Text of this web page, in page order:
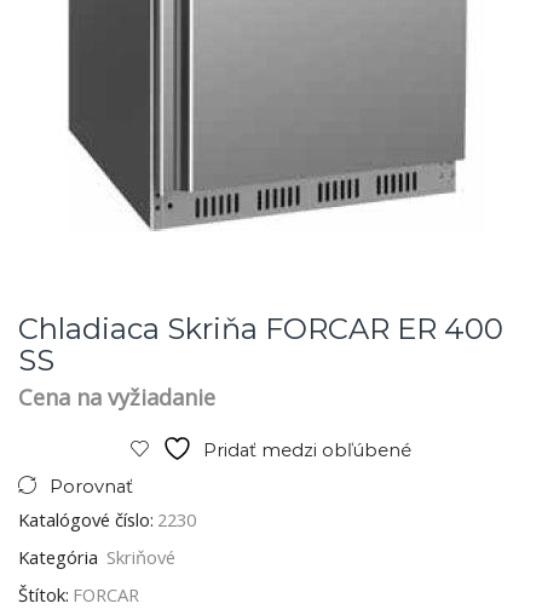
Chladiaca Skriňa FORCAR ER 400
SS
Cena na vyžiadanie
Pridať medzi obľúbené
Porovnať
Katalógové číslo: 2230
Kategória Skriňové
Štítok: FORCAR